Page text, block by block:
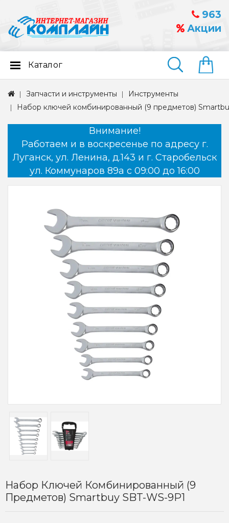
963
Акции
Найти
Каталог
Запчасти и инструменты
Инструменты
Набор ключей комбинированный (9 предметов)
Внимание!
Работаем и в воскресенье по адресу г.
Луганск, ул. Ленина, д.143 и г. Старобельск
ул. Коммунаров 89а с 09:00 до 16:00
Набор Ключей Комбинированный (9
Предметов) Smartbuy SBT-WS-9P1